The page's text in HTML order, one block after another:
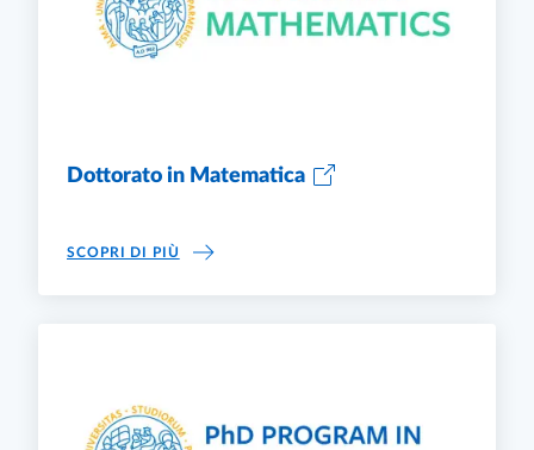
Dottorato in Matematica
SCOPRI DI PIÙ DOTTORATO IN MATEMATICA